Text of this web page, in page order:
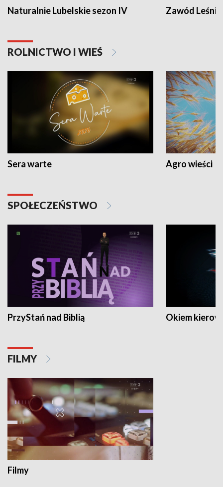
Naturalnie Lubelskie sezon IV Zawód Leśnik
ROLNICTWO I WIEŚ
Sera warte Agro wieści
SPOŁECZEŃSTWO
PrzyStań nad Biblią Okiem
FILMY
Filmy